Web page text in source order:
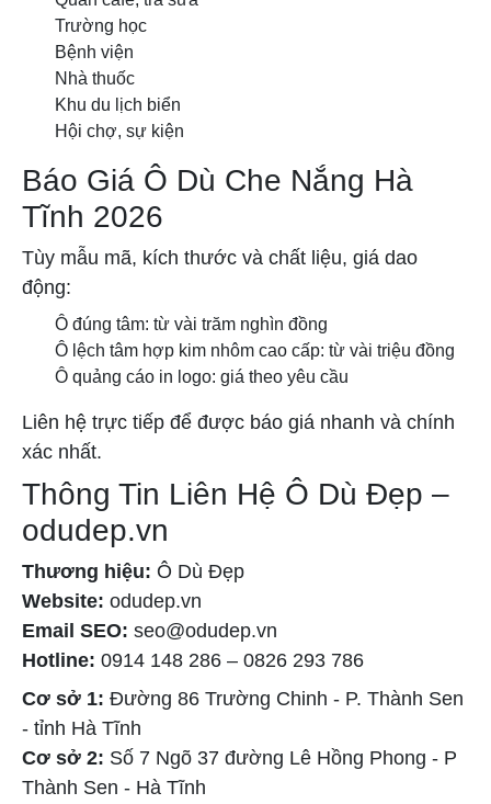
Trường học
Bệnh viện
Nhà thuốc
Khu du lịch biển
Hội chợ, sự kiện
Báo Giá Ô Dù Che Nắng Hà
Tĩnh 2026
Tùy mẫu mã, kích thước và chất liệu, giá dao
động:
Ô đúng tâm: từ vài trăm nghìn đồng
Ô lệch tâm hợp kim nhôm cao cấp: từ vài triệu đồng
Ô quảng cáo in logo: giá theo yêu cầu
Liên hệ trực tiếp để được báo giá nhanh và chính
xác nhất.
Thông Tin Liên Hệ Ô Dù Đẹp –
odudep.vn
Thương hiệu: Ô Dù Đẹp
Website: odudep.vn
Email SEO: seo@odudep.vn
Hotline: 0914 148 286 – 0826 293 786
Cơ sở 1: Đường 86 Trường Chinh - P. Thành Sen
- tỉnh Hà Tĩnh
Cơ sở 2: Số 7 Ngõ 37 đường Lê Hồng Phong - P
Thành Sen - Hà Tĩnh